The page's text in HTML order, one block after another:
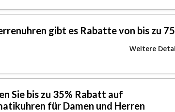
gibt es Rabatte von bis zu
Weitere
Sie bis zu 35% Rabatt auf
für Damen und Herren